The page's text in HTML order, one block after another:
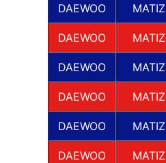
DAEWOO MATIZ
DAEWOO MATIZ
DAEWOO MATIZ
DAEWOO MATIZ
DAEWOO MATIZ
DAEWOO MATIZ